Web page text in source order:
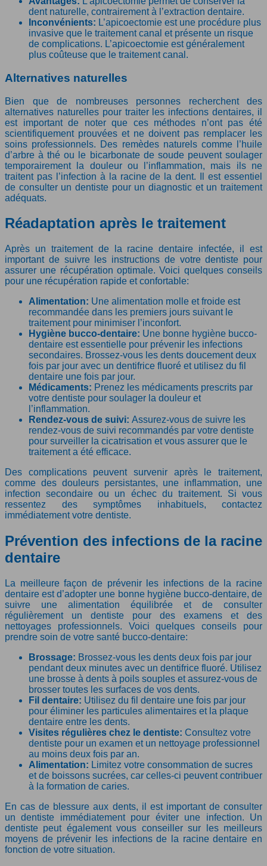
dent naturelle, contrairement à l’extraction dentaire.
Inconvénients: L’apicoectomie est une procédure plus
invasive que le traitement canal et présente un risque
de complications. L’apicoectomie est généralement
plus coûteuse que le traitement canal.
Alternatives naturelles
Bien que de nombreuses personnes recherchent des
alternatives naturelles pour traiter les infections dentaires, il
est important de noter que ces méthodes n’ont pas été
scientifiquement prouvées et ne doivent pas remplacer les
soins professionnels. Des remèdes naturels comme l’huile
d’arbre à thé ou le bicarbonate de soude peuvent soulager
temporairement la douleur ou l’inflammation, mais ils ne
traitent pas l’infection à la racine de la dent. Il est essentiel
de consulter un dentiste pour un diagnostic et un traitement
adéquats.
Réadaptation après le traitement
Après un traitement de la racine dentaire infectée, il est
important de suivre les instructions de votre dentiste pour
assurer une récupération optimale. Voici quelques conseils
pour une récupération rapide et confortable:
Alimentation: Une alimentation molle et froide est
recommandée dans les premiers jours suivant le
traitement pour minimiser l’inconfort.
Hygiène bucco-dentaire: Une bonne hygiène bucco-
dentaire est essentielle pour prévenir les infections
secondaires. Brossez-vous les dents doucement deux
fois par jour avec un dentifrice fluoré et utilisez du fil
dentaire une fois par jour.
Médicaments: Prenez les médicaments prescrits par
votre dentiste pour soulager la douleur et
l’inflammation.
Rendez-vous de suivi: Assurez-vous de suivre les
rendez-vous de suivi recommandés par votre dentiste
pour surveiller la cicatrisation et vous assurer que le
traitement a été efficace.
Des complications peuvent survenir après le traitement,
comme des douleurs persistantes, une inflammation, une
infection secondaire ou un échec du traitement. Si vous
ressentez des symptômes inhabituels, contactez
immédiatement votre dentiste.
Prévention des infections de la racine
dentaire
La meilleure façon de prévenir les infections de la racine
dentaire est d’adopter une bonne hygiène bucco-dentaire, de
suivre une alimentation équilibrée et de consulter
régulièrement un dentiste pour des examens et des
nettoyages professionnels. Voici quelques conseils pour
prendre soin de votre santé bucco-dentaire:
Brossage: Brossez-vous les dents deux fois par jour
pendant deux minutes avec un dentifrice fluoré. Utilisez
une brosse à dents à poils souples et assurez-vous de
brosser toutes les surfaces de vos dents.
Fil dentaire: Utilisez du fil dentaire une fois par jour
pour éliminer les particules alimentaires et la plaque
dentaire entre les dents.
Visites régulières chez le dentiste: Consultez votre
dentiste pour un examen et un nettoyage professionnel
au moins deux fois par an.
Alimentation: Limitez votre consommation de sucres
et de boissons sucrées, car celles-ci peuvent contribuer
à la formation de caries.
En cas de blessure aux dents, il est important de consulter
un dentiste immédiatement pour éviter une infection. Un
dentiste peut également vous conseiller sur les meilleurs
moyens de prévenir les infections de la racine dentaire en
fonction de votre situation.